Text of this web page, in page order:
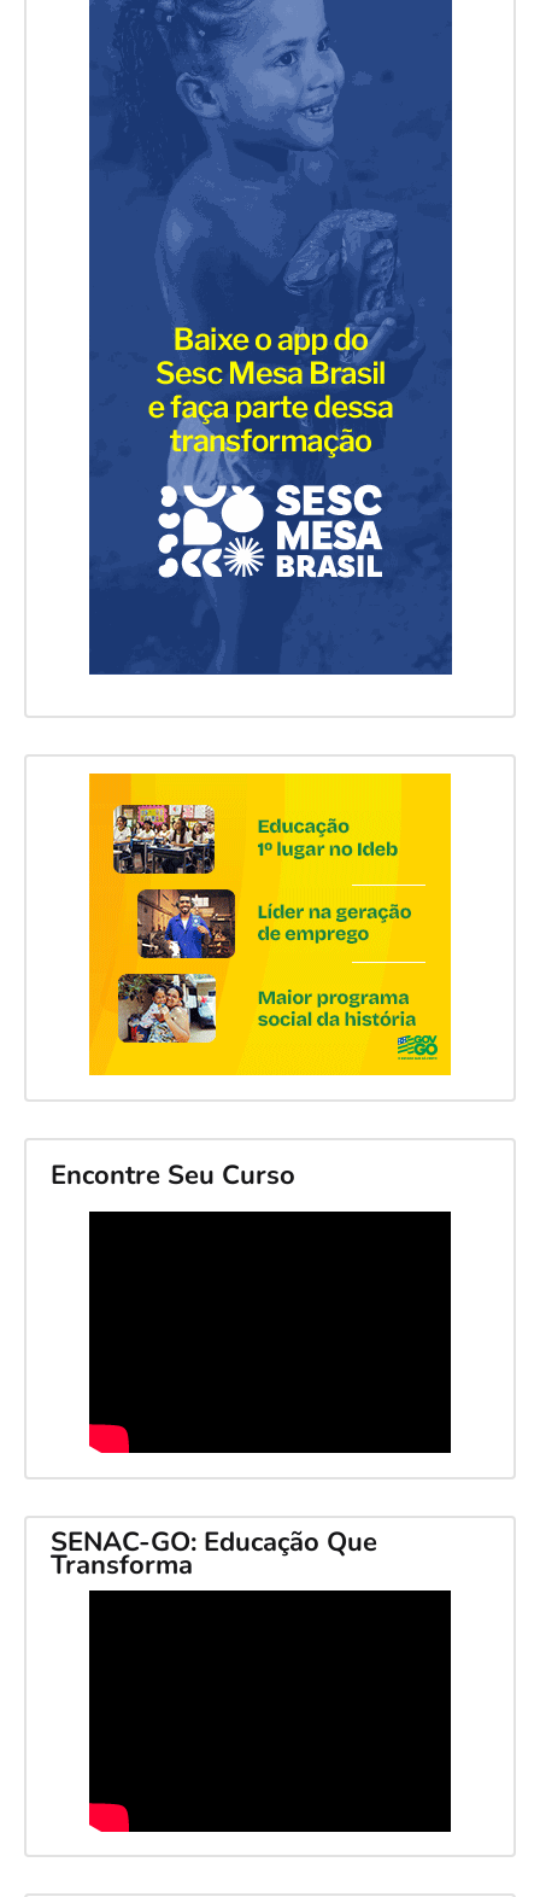
Encontre Seu Curso
SENAC-GO: Educação Que
Transforma